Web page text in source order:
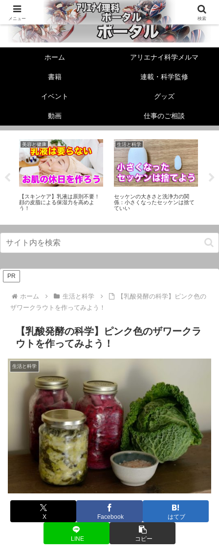
ホーム アリエナイ科学メルマ
書籍 連載・科学監修
イベント グッズ
動画 仕事のご相談
美容と健康
【スキンケア】乳液は原則不要！
顔の皮脂による保湿力を高めよ
う！
生活と科学
セッケンの大きさと洗浄力の関
係：小さくなったセッケンは捨て
ていい
PR
ホーム 生活と科学
【乳酸発酵の科学】ピンク色の
ザワークラウトを作ってみよう！
【乳酸発酵の科学】ピンク色のザワークラ
ウトを作ってみよう！
生活と科学
X Facebook はてブ
LINE コピー
メニュー 検索